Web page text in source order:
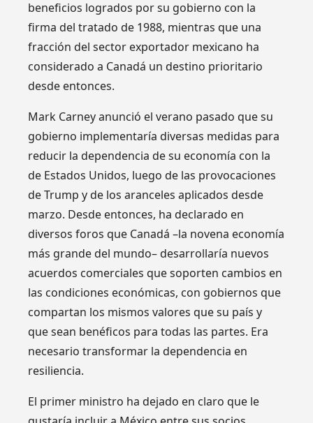
beneficios logrados por su gobierno con la
firma del tratado de 1988, mientras que una
fracción del sector exportador mexicano ha
considerado a Canadá un destino prioritario
desde entonces.
Mark Carney anunció el verano pasado que su
gobierno implementaría diversas medidas para
reducir la dependencia de su economía con la
de Estados Unidos, luego de las provocaciones
de Trump y de los aranceles aplicados desde
marzo. Desde entonces, ha declarado en
diversos foros que Canadá –la novena economía
más grande del mundo– desarrollaría nuevos
acuerdos comerciales que soporten cambios en
las condiciones económicas, con gobiernos que
compartan los mismos valores que su país y
que sean benéficos para todas las partes. Era
necesario transformar la dependencia en
resiliencia.
El primer ministro ha dejado en claro que le